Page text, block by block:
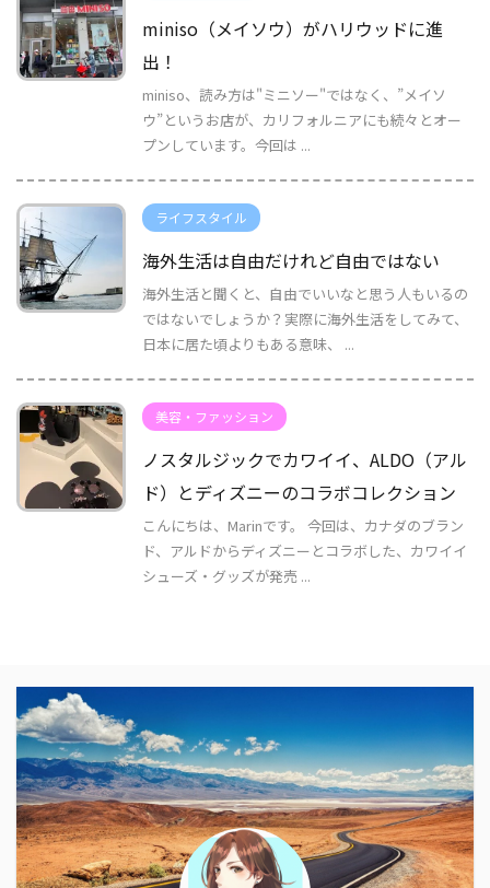
miniso（メイソウ）がハリウッドに進
出！
miniso、読み方は"ミニソー"ではなく、”メイソ
ウ”というお店が、カリフォルニアにも続々とオー
プンしています。今回は ...
ライフスタイル
海外生活は自由だけれど自由ではない
海外生活と聞くと、自由でいいなと思う人もいるの
ではないでしょうか？実際に海外生活をしてみて、
日本に居た頃よりもある意味、 ...
美容・ファッション
ノスタルジックでカワイイ、ALDO（アル
ド）とディズニーのコラボコレクション
こんにちは、Marinです。 今回は、カナダのブラン
ド、アルドからディズニーとコラボした、カワイイ
シューズ・グッズが発売 ...